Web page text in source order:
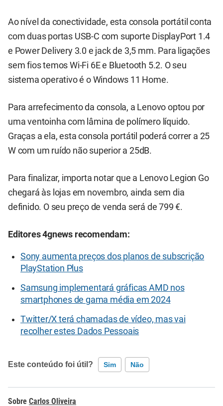
Ao nível da conectividade, esta consola portátil conta
com duas portas USB-C com suporte DisplayPort 1.4
e Power Delivery 3.0 e jack de 3,5 mm. Para ligações
sem fios temos Wi-Fi 6E e Bluetooth 5.2. O seu
sistema operativo é o Windows 11 Home.
Para arrefecimento da consola, a Lenovo optou por
uma ventoinha com lâmina de polímero líquido.
Graças a ela, esta consola portátil poderá correr a 25
W com um ruído não superior a 25dB.
Para finalizar, importa notar que a Lenovo Legion Go
chegará às lojas em novembro, ainda sem dia
definido. O seu preço de venda será de 799 €.
Editores 4gnews recomendam:
Sony aumenta preços dos planos de subscrição
PlayStation Plus
Samsung implementará gráficas AMD nos
smartphones de gama média em 2024
Twitter/X terá chamadas de vídeo, mas vai
recolher estes Dados Pessoais
Este conteúdo foi útil? Sim Não
Este conteúdo contém informação incorreta
Carlos Oliveira